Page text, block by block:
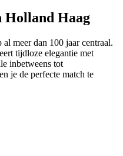
Holland Haag
meer dan 100 jaar centraal.
tijdloze elegantie met
inbetweens tot
je de perfecte match te